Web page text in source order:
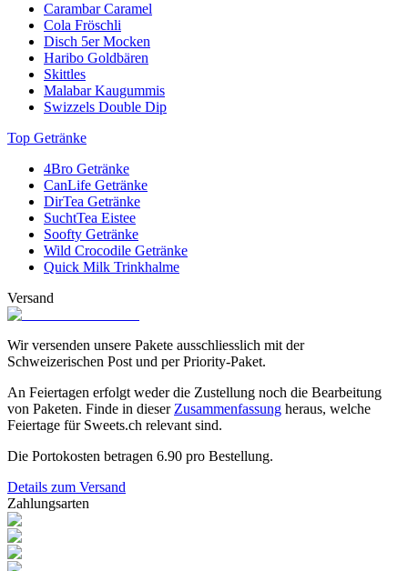
Carambar Caramel
Cola Fröschli
Disch 5er Mocken
Haribo Goldbären
Skittles
Malabar Kaugummis
Swizzels Double Dip
Top Getränke
4Bro Getränke
CanLife Getränke
DirTea Getränke
SuchtTea Eistee
Soofty Getränke
Wild Crocodile Getränke
Quick Milk Trinkhalme
Versand
Wir versenden unsere Pakete ausschliesslich mit der
Schweizerischen Post und per Priority-Paket.
An Feiertagen erfolgt weder die Zustellung noch die Bearbeitung
von Paketen. Finde in dieser Zusammenfassung heraus, welche
Feiertage für Sweets.ch relevant sind.
Die Portokosten betragen 6.90 pro Bestellung.
Details zum Versand
Zahlungsarten